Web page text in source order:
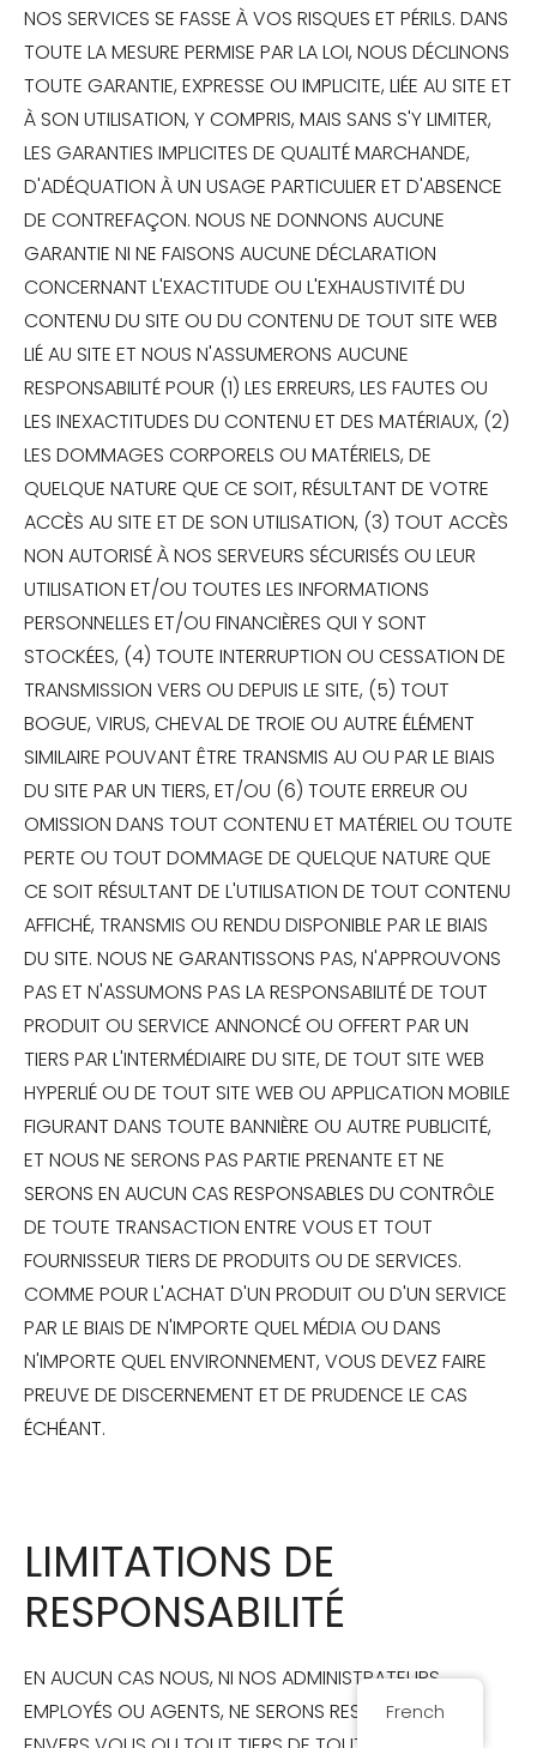
NOS SERVICES SE FASSE À VOS RISQUES ET PÉRILS. DANS
TOUTE LA MESURE PERMISE PAR LA LOI, NOUS DÉCLINONS
TOUTE GARANTIE, EXPRESSE OU IMPLICITE, LIÉE AU SITE ET
À SON UTILISATION, Y COMPRIS, MAIS SANS S'Y LIMITER,
LES GARANTIES IMPLICITES DE QUALITÉ MARCHANDE,
D'ADÉQUATION À UN USAGE PARTICULIER ET D'ABSENCE
DE CONTREFAÇON. NOUS NE DONNONS AUCUNE
GARANTIE NI NE FAISONS AUCUNE DÉCLARATION
CONCERNANT L'EXACTITUDE OU L'EXHAUSTIVITÉ DU
CONTENU DU SITE OU DU CONTENU DE TOUT SITE WEB
LIÉ AU SITE ET NOUS N'ASSUMERONS AUCUNE
RESPONSABILITÉ POUR (1) LES ERREURS, LES FAUTES OU
LES INEXACTITUDES DU CONTENU ET DES MATÉRIAUX, (2)
LES DOMMAGES CORPORELS OU MATÉRIELS, DE
QUELQUE NATURE QUE CE SOIT, RÉSULTANT DE VOTRE
ACCÈS AU SITE ET DE SON UTILISATION, (3) TOUT ACCÈS
NON AUTORISÉ À NOS SERVEURS SÉCURISÉS OU LEUR
UTILISATION ET/OU TOUTES LES INFORMATIONS
PERSONNELLES ET/OU FINANCIÈRES QUI Y SONT
STOCKÉES, (4) TOUTE INTERRUPTION OU CESSATION DE
TRANSMISSION VERS OU DEPUIS LE SITE, (5) TOUT
BOGUE, VIRUS, CHEVAL DE TROIE OU AUTRE ÉLÉMENT
SIMILAIRE POUVANT ÊTRE TRANSMIS AU OU PAR LE BIAIS
DU SITE PAR UN TIERS, ET/OU (6) TOUTE ERREUR OU
OMISSION DANS TOUT CONTENU ET MATÉRIEL OU TOUTE
PERTE OU TOUT DOMMAGE DE QUELQUE NATURE QUE
CE SOIT RÉSULTANT DE L'UTILISATION DE TOUT CONTENU
AFFICHÉ, TRANSMIS OU RENDU DISPONIBLE PAR LE BIAIS
DU SITE. NOUS NE GARANTISSONS PAS, N'APPROUVONS
PAS ET N'ASSUMONS PAS LA RESPONSABILITÉ DE TOUT
PRODUIT OU SERVICE ANNONCÉ OU OFFERT PAR UN
TIERS PAR L'INTERMÉDIAIRE DU SITE, DE TOUT SITE WEB
HYPERLIÉ OU DE TOUT SITE WEB OU APPLICATION MOBILE
FIGURANT DANS TOUTE BANNIÈRE OU AUTRE PUBLICITÉ,
ET NOUS NE SERONS PAS PARTIE PRENANTE ET NE
SERONS EN AUCUN CAS RESPONSABLES DU CONTRÔLE
DE TOUTE TRANSACTION ENTRE VOUS ET TOUT
FOURNISSEUR TIERS DE PRODUITS OU DE SERVICES.
COMME POUR L'ACHAT D'UN PRODUIT OU D'UN SERVICE
PAR LE BIAIS DE N'IMPORTE QUEL MÉDIA OU DANS
N'IMPORTE QUEL ENVIRONNEMENT, VOUS DEVEZ FAIRE
PREUVE DE DISCERNEMENT ET DE PRUDENCE LE CAS
ÉCHÉANT.
LIMITATIONS DE
RESPONSABILITÉ
EN AUCUN CAS NOUS, NI NOS ADMINISTRATEURS,
EMPLOYÉS OU AGENTS, NE SERONS RESPONSABLES
French